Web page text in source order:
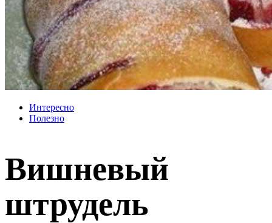
Интересно
Полезно
Вишневый
штрудель